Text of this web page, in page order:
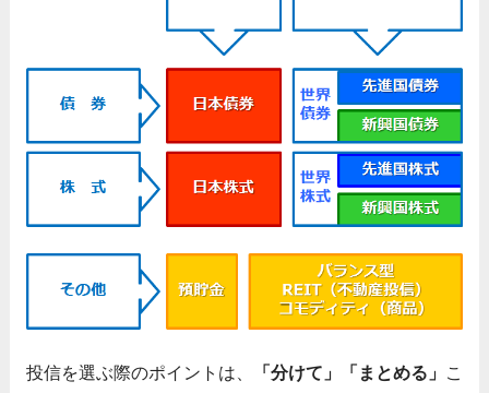
投信を選ぶ際のポイントは、 「分けて」「まとめる」 こ